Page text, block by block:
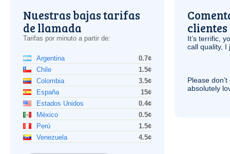
Nuestras bajas tarifas
de llamada
Tarifas por minuto a partir de:
Argentina
0.7¢
Chile
1.5¢
Colombia
3.5¢
España
15¢
Estados Unidos
0.4¢
México
0.5¢
Perú
1.5¢
Venezuela
4.5¢
clientes
It’s terrific,
call quality, I
Please
absolutely